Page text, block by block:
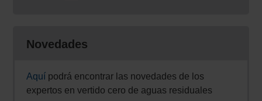
Novedades
Aquí podrá encontrar las novedades de los
expertos en vertido cero de aguas residuales